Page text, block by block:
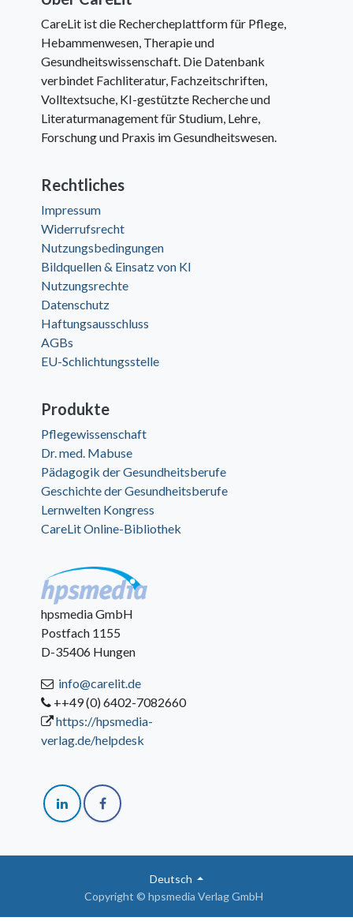
CareLit ist die Rechercheplattform für Pflege,
Hebammenwesen, Therapie und
Gesundheitswissenschaft. Die Datenbank
verbindet Fachliteratur, Fachzeitschriften,
Volltextsuche, KI-gestützte Recherche und
Literaturmanagement für Studium, Lehre,
Forschung und Praxis im Gesundheitswesen.
Rechtliches
Impressum
Widerrufsrecht
Nutzungsbedingungen
Bildquellen & Einsatz von KI
Nutzungsrechte
Datenschutz
Haftungsausschluss
AGBs
EU-Schlichtungsstelle
Produkte
Pflegewissenschaft
Dr. med. Mabuse
Pädagogik der Gesundheitsberufe
Geschichte der Gesundheitsberufe
Lernwelten Kongress
CareLit Online-Bibliothek
hpsmedia GmbH
Postfach 1155
D-35406 Hungen
info@carelit.de
++49 (0) 6402-7082660
https://hpsmedia-
verlag.de/helpdesk
Copyright © hpsmedia Verlag GmbH
Deutsch